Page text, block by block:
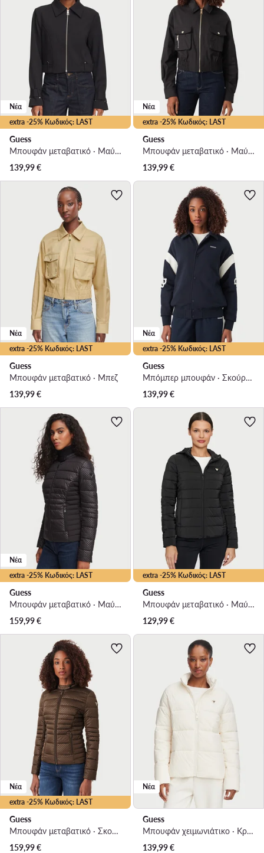
extra -25% Κωδικός: LAST
Νέα
Guess
Μπουφάν μεταβατικό · Μαύρο
139,99€
extra -25% Κωδικός: LAST
Νέα
Guess
Μπουφάν μεταβατικό · Μαύρο
139,99€
extra -25% Κωδικός: LAST
Νέα
Guess
Μπουφάν μεταβατικό · Μπεζ
139,99€
extra -25% Κωδικός: LAST
Νέα
Guess
Μπόμπερ μπουφάν · Σκούρο μπλε
139,99€
extra -25% Κωδικός: LAST
Νέα
Guess
Μπουφάν μεταβατικό · Μαύρο
159,99€
extra -25% Κωδικός: LAST
Guess
Μπουφάν μεταβατικό · Μαύρο
129,99€
extra -25% Κωδικός: LAST
Νέα
Guess
Μπουφάν μεταβατικό · Σκούρο καφέ
159,99€
Νέα
Guess
Μπουφάν χειμωνιάτικο · Κρεμ
139,99€